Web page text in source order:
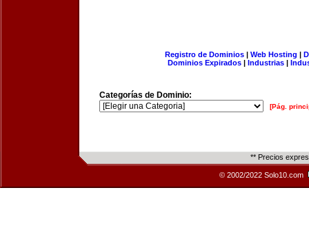
Registro de Dominios| Web Hosting |
Dominios Expirados | Industrias |
Categorías de Dominio:
[Pág.
** Precios
© 2002/2022 Solo10.com